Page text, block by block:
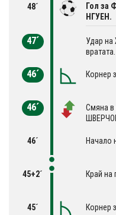
48´
Гол за
НГУЕН.
47´
Удар
вратата.
46´ Корнер
46´
Смяна в
46´ Начало
45+2´ Край на
45´ Корнер